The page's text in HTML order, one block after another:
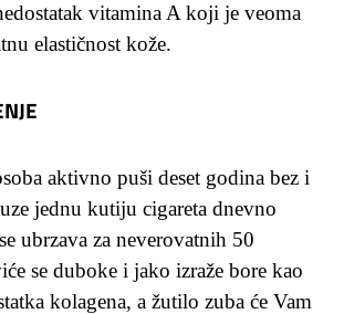
vitamina A koji je veoma
elastičnost kože.
aktivno puši deset godina bez i
jednu kutiju cigareta dnevno
ubrzava za neverovatnih 50
se duboke i jako izraže bore kao
kolagena, a žutilo zuba će Vam